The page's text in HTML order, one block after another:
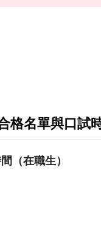
名單與口試
（在職生）